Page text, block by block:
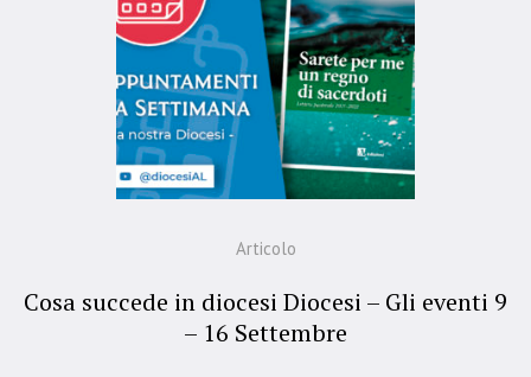
Articolo
Cosa succede in diocesi Diocesi – Gli eventi 9
– 16 Settembre